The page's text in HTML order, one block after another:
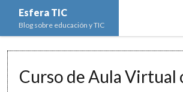
Esfera TIC
Blog sobre educación y TIC
Educación y TIC open
Curso de Aula Virtual